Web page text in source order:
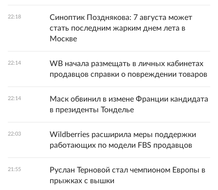
22:18
Синоптик Позднякова: 7 августа может
стать последним жарким днем лета в
Москве
22:14
WB начала размещать в личных кабинетах
продавцов справки о повреждении товаров
22:14
Маск обвинил в измене Франции кандидата
в президенты Тонделье
22:03
Wildberries расширила меры поддержки
работающих по модели FBS продавцов
21:55
Руслан Терновой стал чемпионом Европы в
прыжках с вышки